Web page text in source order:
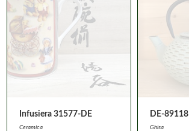
Infusiera 31577-DE
Ceramica
DE-89118
Ghisa